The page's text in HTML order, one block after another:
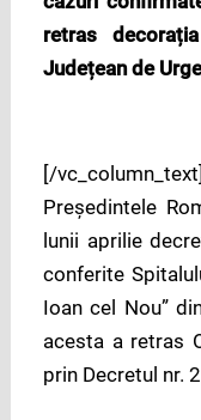
retras
Județean de
[/
Președintele
lunii aprilie
conferite
Ioan cel Nou”
acesta a retras
prin Decretul nr.